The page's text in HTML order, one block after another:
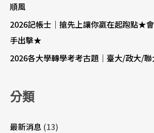
順風
2026記帳士｜搶先上讓你贏在起跑點★
手出擊★
2026各大學轉學考考古題｜臺大/政大/
分類
最新消息 (13)